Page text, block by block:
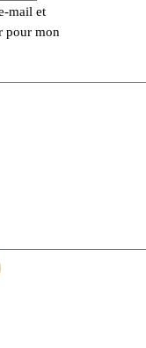
mail et
pour mon